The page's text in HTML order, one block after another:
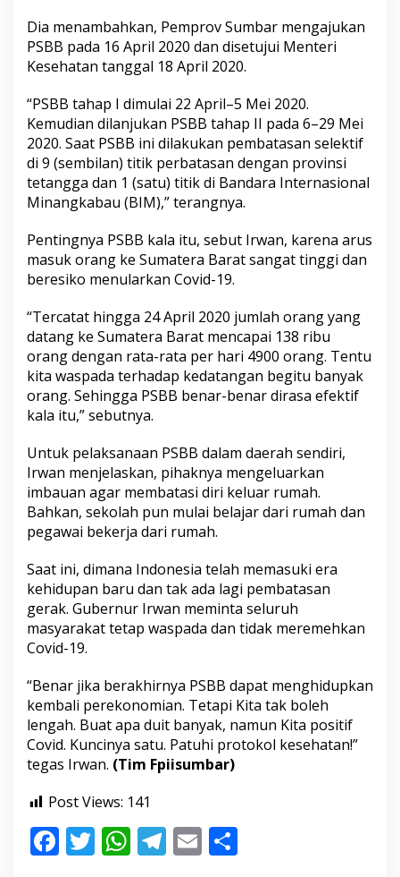
a
a
n
P
B
B
Dia menambahkan, Pemprov Sumbar mengajukan
PSBB pada 16 April 2020 dan disetujui Menteri
Kesehatan tanggal 18 April 2020.
“PSBB tahap I dimulai 22 April–5 Mei 2020.
Kemudian dilanjukan PSBB tahap II pada 6–29 Mei
2020. Saat PSBB ini dilakukan pembatasan selektif
di 9 (sembilan) titik perbatasan dengan provinsi
tetangga dan 1 (satu) titik di Bandara Internasional
Minangkabau (BIM),” terangnya.
Pentingnya PSBB kala itu, sebut Irwan, karena arus
masuk orang ke Sumatera Barat sangat tinggi dan
beresiko menularkan Covid-19.
“Tercatat hingga 24 April 2020 jumlah orang yang
datang ke Sumatera Barat mencapai 138 ribu
orang dengan rata-rata per hari 4900 orang. Tentu
kita waspada terhadap kedatangan begitu banyak
orang. Sehingga PSBB benar-benar dirasa efektif
kala itu,” sebutnya.
Untuk pelaksanaan PSBB dalam daerah sendiri,
Irwan menjelaskan, pihaknya mengeluarkan
imbauan agar membatasi diri keluar rumah.
Bahkan, sekolah pun mulai belajar dari rumah dan
pegawai bekerja dari rumah.
Saat ini, dimana Indonesia telah memasuki era
kehidupan baru dan tak ada lagi pembatasan
gerak. Gubernur Irwan meminta seluruh
masyarakat tetap waspada dan tidak meremehkan
Covid-19.
“Benar jika berakhirnya PSBB dapat menghidupkan
kembali perekonomian. Tetapi Kita tak boleh
lengah. Buat apa duit banyak, namun Kita positif
Covid. Kuncinya satu. Patuhi protokol kesehatan!”
tegas Irwan. (Tim Fpiisumbar)
Post Views: 141
F T W T E